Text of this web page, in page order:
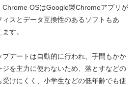
OSはGoogle製Chromeアプリが
スとデータ互換性のあるソフトもあ
す。
デートは自動的に行われ、手間もかか
ジを主力に使わないため、落とすなどの
けにくく、小学生などの低年齢でも使